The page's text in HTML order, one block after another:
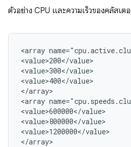
ตัวอย่าง CPU และความเร็วของคลัสเต
<array
<value>200</value>
<value>300</value>
<value>400</value>
</array>
<array
<value>600000</value>
<value>800000</value>
<value>1200000</value>
</array>